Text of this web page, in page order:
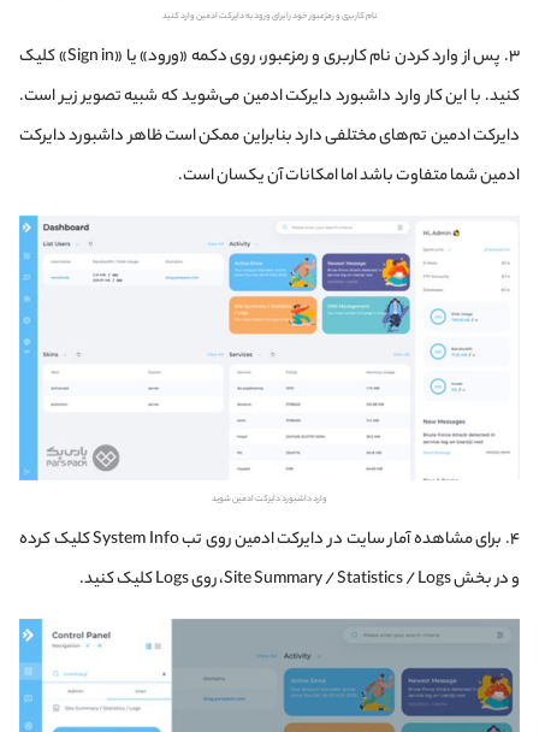
نام کاربری و رمزعبور خود را برای ورود به دایرکت ادمین وارد کنید
۳. پس از وارد کردن نام کاربری و رمزعبور، روی دکمه «ورود» یا «Sign in» کلیک
کنید. با این کار وارد داشبورد دایرکت ادمین می‌شوید که شبیه تصویر زیر است.
دایرکت ادمین تم‌های مختلفی دارد بنابراین ممکن است ظاهر داشبورد دایرکت
ادمین شما متفاوت باشد اما امکانات آن یکسان است.
وارد داشبورد دایرکت ادمین شوید
۴. برای مشاهده آمار سایت در دایرکت ادمین روی تب System Info کلیک کرده
و در بخش Site Summary / Statistics / Logs، روی Logs کلیک کنید.